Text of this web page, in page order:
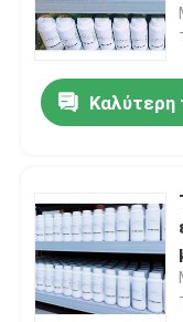
Καλύτερη